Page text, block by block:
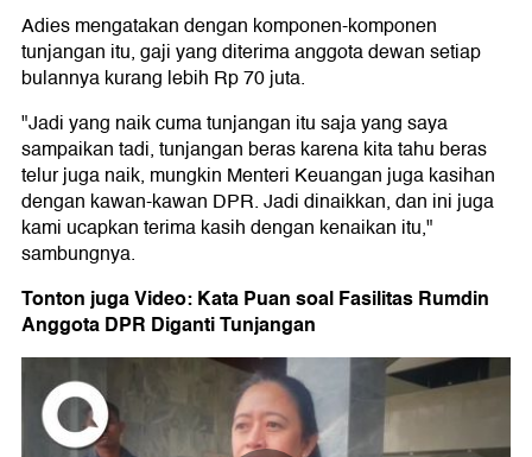
Adies mengatakan dengan komponen-komponen
tunjangan itu, gaji yang diterima anggota dewan setiap
bulannya kurang lebih Rp 70 juta.
"Jadi yang naik cuma tunjangan itu saja yang saya
sampaikan tadi, tunjangan beras karena kita tahu beras
telur juga naik, mungkin Menteri Keuangan juga kasihan
dengan kawan-kawan DPR. Jadi dinaikkan, dan ini juga
kami ucapkan terima kasih dengan kenaikan itu,"
sambungnya.
Tonton juga Video: Kata Puan soal Fasilitas Rumdin
Anggota DPR Diganti Tunjangan